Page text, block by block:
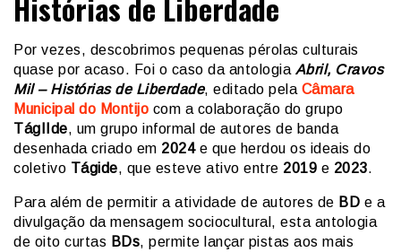
Por vezes, descobrimos pequenas pérolas culturais
quase por acaso. Foi o caso da antologia Abril, Cravos
Mil – Histórias de Liberdade, editado pela Câmara
Municipal do Montijo com a colaboração do grupo
TágIIde, um grupo informal de autores de banda
desenhada criado em 2024e que herdou os ideais do
coletivo Tágide, que esteve ativo entre 2019 e 2023.
Para além de permitir a atividade de autores de BD e a
divulgação da mensagem sociocultural, esta antologia
de oito curtas BDs, permite lançar pistas aos mais